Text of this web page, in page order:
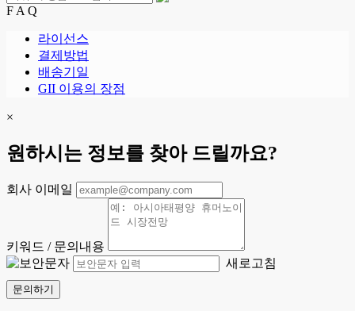
F A Q
라이선스
결제방법
배송기일
GII 이용의 장점
×
원하시는 정보를 찾아 드릴까요?
회사 이메일
키워드 / 문의내용
새로고침
문의하기